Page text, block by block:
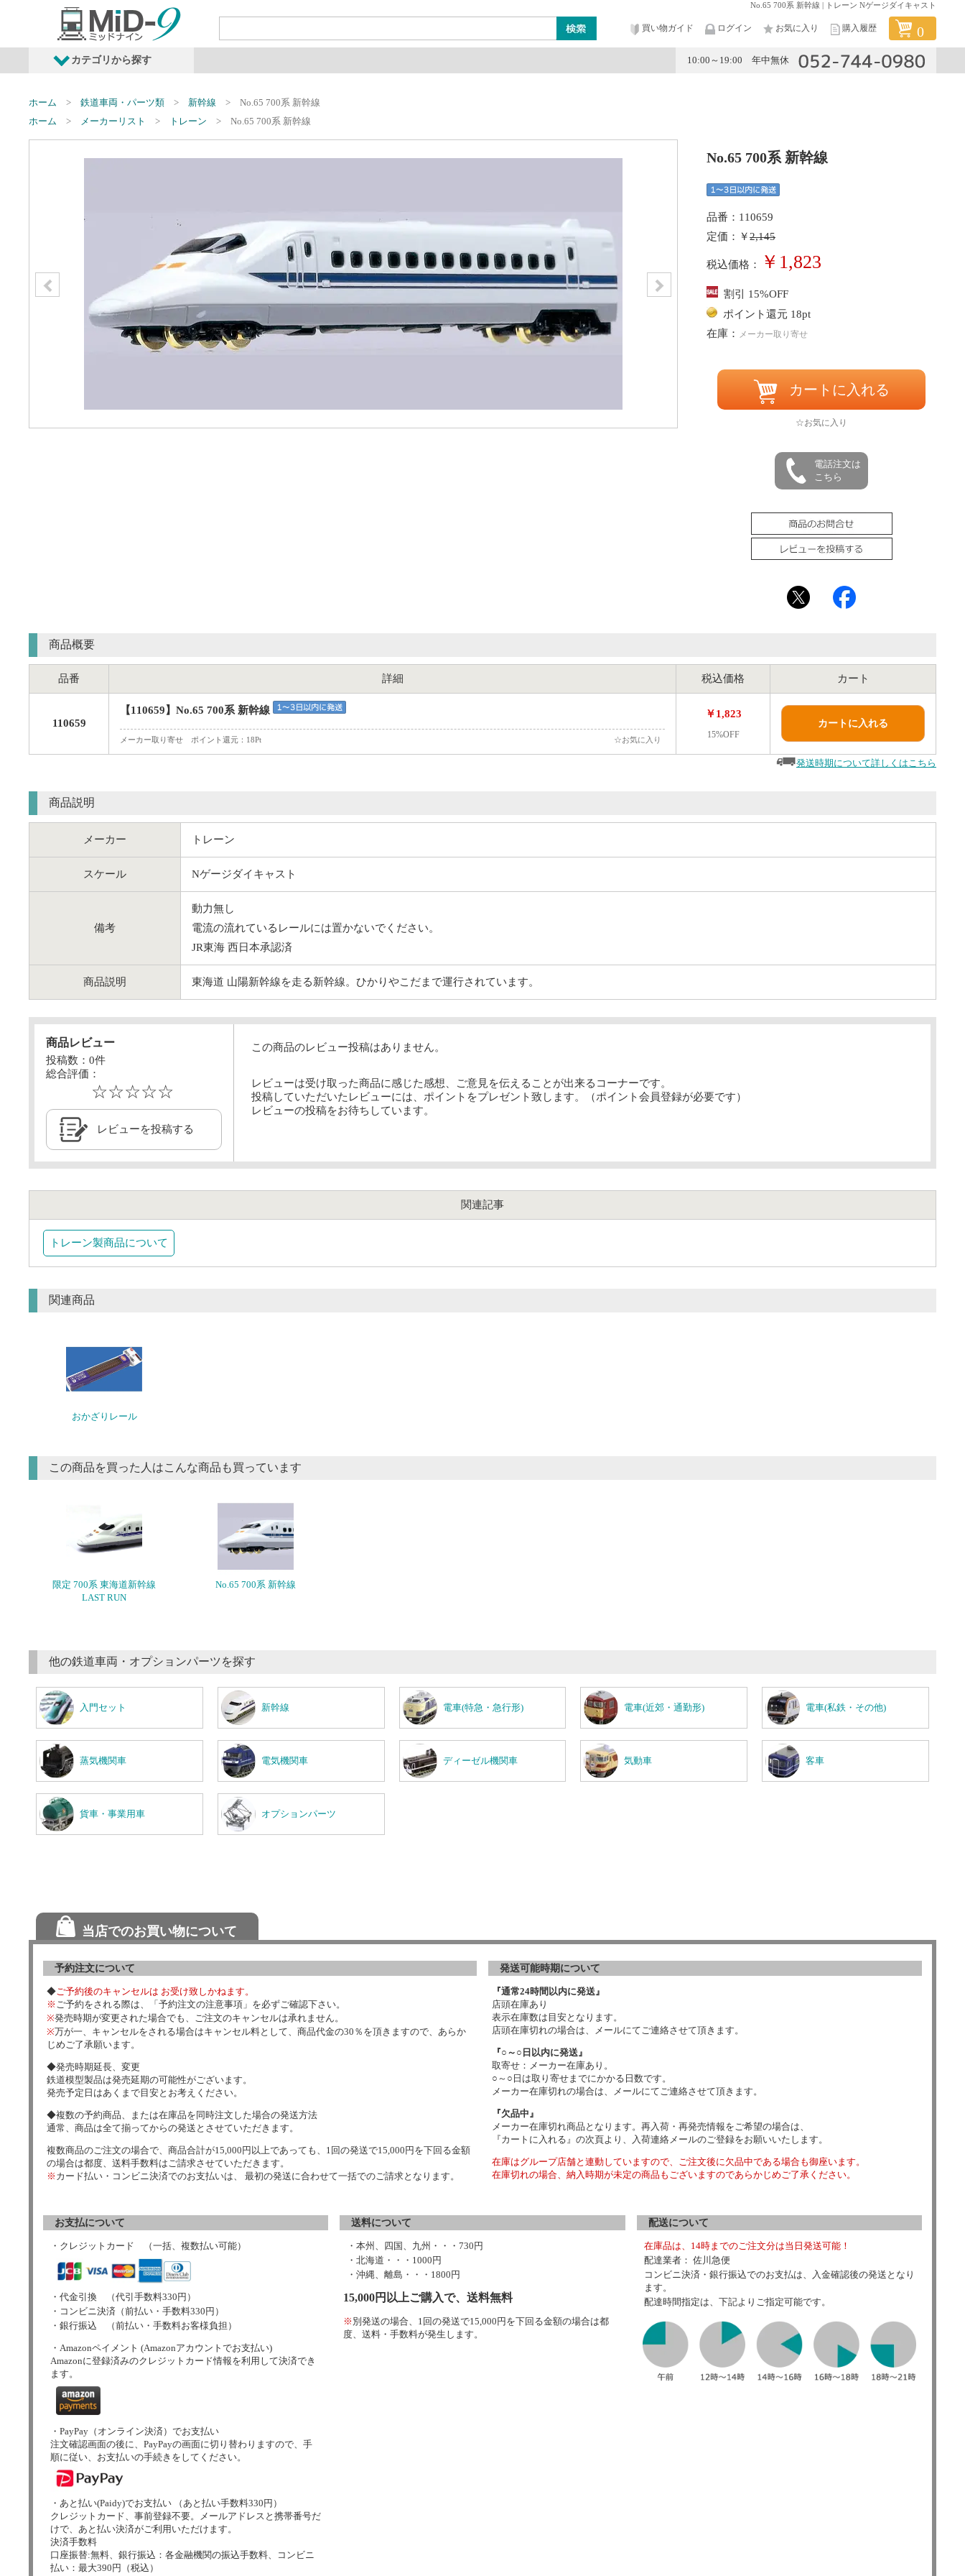
No.65 700系 新幹線 | トレーン Nゲージダイキャスト
買い物ガイド ログイン お気に入り 購入履歴 0
カテゴリから探す 10:00～19:00 年中無休
発売予定商品 鉄道車両・オプション
ホーム 鉄道車両・パーツ類 新幹線
No.65 700系 新幹線
ホーム
メーカーリスト トレーン No.65 700系 新幹線
No.65 700系 新幹線
品番：110659
定価：￥2,145
税込価格： ￥1,823
割引 15%OFF
ポイント還元 18pt
在庫： メーカー取り寄せ
カートに入れる
☆お気に入り
電話注文は
こちら
商品概要
品番 詳細 税込価格 カート
110659
【110659】No.65 700系 新幹線
メーカー取り寄せ ポイント還元：18Pt ☆お気に入り
￥1,823
15%OFF
カートに入れる
発送時期について詳しくはこちら
商品説明
メーカー トレーン
スケール Nゲージダイキャスト
備考
動力無し
電流の流れているレールには置かないでください。
JR東海 西日本承認済
商品説明 東海道 山陽新幹線を走る新幹線。ひかりやこだまで運行されています。
商品レビュー
投稿数： 0件
総合評価：
☆☆☆☆☆
レビューを投稿する
この商品のレビュー投稿はありません。
レビューは受け取った商品に感じた感想、ご意見を伝えることが出来るコーナーです。
投稿していただいたレビューには、ポイントをプレゼント致します。（ポイント会員登録が必要です）
レビューの投稿をお待ちしています。
関連記事
トレーン製商品について
関連商品
おかざりレール
この商品を買った人はこんな商品も買っています
限定 700系 東海道新幹線
LAST RUN
No.65 700系 新幹線
他の鉄道車両・オプションパーツを探す
入門セット 新幹線 電車(特急・急行形) 電車(近郊・通勤形) 電車(私鉄・その他)
蒸気機関車 電気機関車 ディーゼル機関車 気動車 客車
貨車・事業用車 オプションパーツ
当店でのお買い物について
予約注文について
◆ご予約後のキャンセルは お受け致しかねます。
※ ご予約をされる際は、「予約注文の注意事項」を必ずご確認下さい。
※発売時期が変更された場合でも、ご注文のキャンセルは承れません。
※万が一、キャンセルをされる場合はキャンセル料として、商品代金の30％を頂きますので、あらか
じめご了承願います。
◆発売時期延長、変更
鉄道模型製品は発売延期の可能性がございます。
発売予定日はあくまで目安とお考えください。
◆複数の予約商品、または在庫品を同時注文した場合の発送方法
通常、商品は全て揃ってからの発送とさせていただきます。
複数商品のご注文の場合で、商品合計が15,000円以上であっても、1回の発送で15,000円を下回る金額
の場合は都度、送料手数料はご請求させていただきます。
※ カード払い・コンビニ決済でのお支払いは、 最初の発送に合わせて一括でのご請求となります。
発送可能時期について
『通常24時間以内に発送』
店頭在庫あり
表示在庫数は目安となります。
店頭在庫切れの場合は、メールにてご連絡させて頂きます。
『○～○日以内に発送』
取寄せ：メーカー在庫あり。
○～○日は取り寄せまでにかかる日数です。
メーカー在庫切れの場合は、メールにてご連絡させて頂きます。
『欠品中』
メーカー在庫切れ商品となります。再入荷・再発売情報をご希望の場合は、
『カートに入れる』の次頁より、入荷連絡メールのご登録をお願いいたします。
在庫はグループ店舗と連動していますので、ご注文後に欠品中である場合も御座います。
在庫切れの場合、納入時期が未定の商品もございますのであらかじめご了承ください。
お支払について
・クレジットカード （一括、複数払い可能）
・代金引換 （代引手数料330円）
・コンビニ決済（前払い・手数料330円）
・銀行振込 （前払い・手数料お客様負担）
・Amazonペイメント (Amazonアカウントでお支払い)
Amazonに登録済みのクレジットカード情報を利用して決済でき
ます。
・PayPay（オンライン決済）でお支払い
注文確認画面の後に、PayPayの画面に切り替わりますので、手
順に従い、お支払いの手続きをしてください。
・あと払い(Paidy)でお支払い （あと払い手数料330円）
クレジットカード、事前登録不要。メールアドレスと携帯番号だ
けで、あと払い決済がご利用いただけます。
決済手数料
口座振替:無料、銀行振込：各金融機関の振込手数料、コンビニ
払い：最大390円（税込）
送料について
・本州、四国、九州・・・730円
・北海道・・・1000円
・沖縄、離島・・・1800円
15,000円以上ご購入で、送料無料
※ 別発送の場合、1回の発送で15,000円を下回る金額の場合は都
度、送料・手数料が発生します。
配送について
在庫品は、14時までのご注文分は当日発送可能！
配達業者： 佐川急便
コンビニ決済・銀行振込でのお支払は、入金確認後の発送となり
ます。
配達時間指定は、下記よりご指定可能です。